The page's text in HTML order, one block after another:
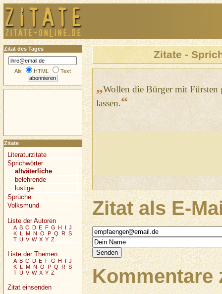
Zitate -
„Wollen die Bürger mit Fürsten
lassen.“
Zitat als E-
Kommentare
Zitat des Tages
Als HTML Text
Zitate
Literaturzitate
Sprichwörter
altväterliche
belehrende
lustige
Sprüche
Volksmund
Liste der Autoren
A B C D E F G H I J
K L M N O P Q R S
T U V W X Y Z
Liste der Themen
A B C D E F G H I J
K L M N O P Q R S
T U V W X Y Z
Zitat einsenden